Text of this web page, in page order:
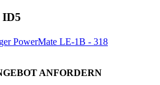
PowerMate LE-1B - 318
ANFORDERN